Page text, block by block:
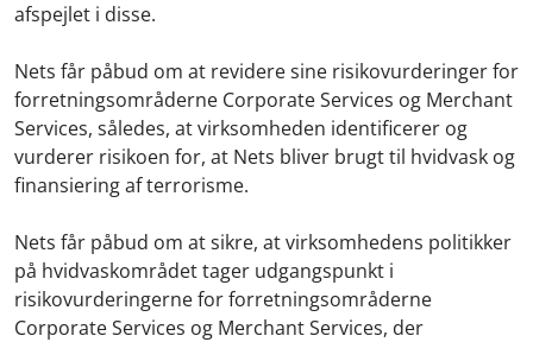
afspejlet i disse.
Nets får påbud om at revidere sine risikovurderinger for
forretningsområderne Corporate Services og Merchant
Services, således, at virksomheden identificerer og
vurderer risikoen for, at Nets bliver brugt til hvidvask og
finansiering af terrorisme.
Nets får påbud om at sikre, at virksomhedens politikker
på hvidvaskområdet tager udgangspunkt i
risikovurderingerne for forretningsområderne
Corporate Services og Merchant Services, der